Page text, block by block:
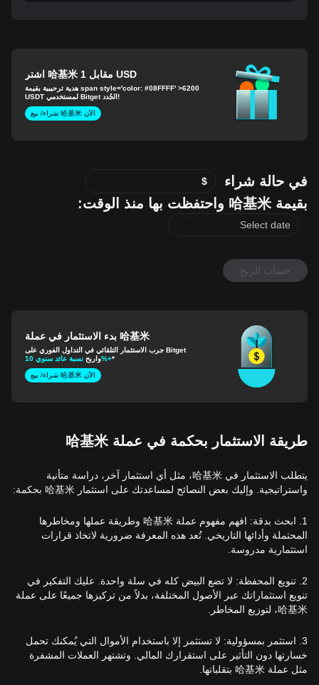
اشترِ 哈基米 مقابل 1 USD
هدية ترحيبية بقيمة span style='color: #08FFFF' >6200
USDT لمستخدمي Bitget الجُدد!
شراء/ بيع 哈基米 الآن
في حالة شراء $
بقيمة 哈基米 واحتفظت بها منذ الوقت:
حساب الربح
بدء الاستثمار في عملة 哈基米
جرب الاستثمار التلقائي في التداول الفوري على Bitget
واربحنسبة عائد سنوي 10%+*
شراء/ بيع 哈基米 الآن
طريقة الاستثمار بحكمة في عملة 哈基米
يتطلب الاستثمار في 哈基米، مثل أي استثمار آخر، دراسة متأنية
واستراتيجية. وإليك بعض النصائح لمساعدتك على استثمار 哈基米 بحكمة:
1. ابحث بدقة: افهم مفهوم عملة 哈基米 وطريقة عملها ومخاطرها
المحتملة وأدائها التاريخي. تُعد هذه المعرفة ضرورية لاتخاذ قرارات
استثمارية مدروسة.
2. تنويع المحفظة: لا تضع البيض كله في سلة واحدة. عليك التفكير في
تنويع استثماراتك عبر الأصول المختلفة، بدلاً من تركيزها جميعًا على عملة
哈基米، لتوزيع المخاطر.
3. استثمر بمسؤولية: لا تستثمر إلا باستخدام الأموال التي يُمكنك تحمل
خسارتها دون التأثير على استقرارك المالي. وتشتهر العملات المشفرة
مثل عملة 哈基米 بتقلباتها.